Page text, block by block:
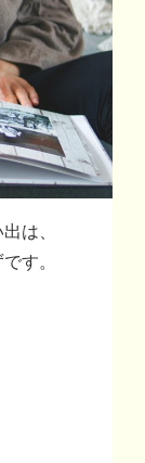
は、
す。